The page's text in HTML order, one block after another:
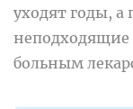
уходят годы,
больным